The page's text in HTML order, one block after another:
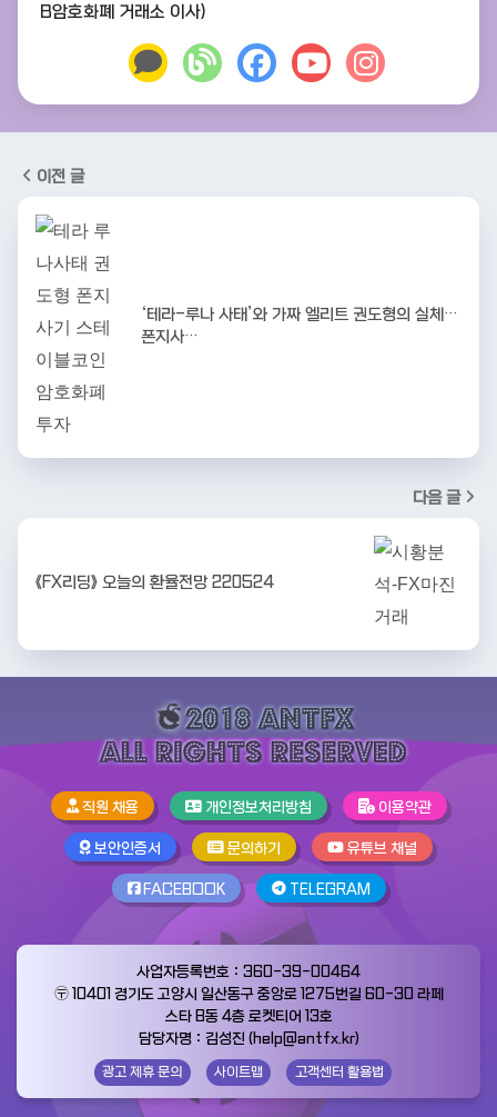
B암호화폐 거래소 이사)
이전 글
‘테라-루나 사태’와 가짜 엘리트 권도형의 실체…
폰지사…
다음 글
《FX리딩》 오늘의 환율전망 220524
직원 채용 개인정보처리방침 이용약관
보안인증서 문의하기 유튜브 채널
FACEBOOK TELEGRAM
사업자등록번호：360-39-00464
〶 10401 경기도 고양시 일산동구 중앙로 1275번길 60-30 라페
스타 B동 4층 로켓티어 13호
담당자명：김성진 (help@antfx.kr)
광고 제휴 문의 사이트맵 고객센터 활용법